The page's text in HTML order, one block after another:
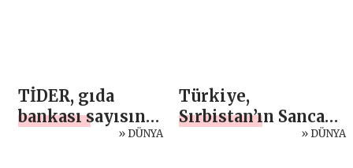
TİDER, gıda
bankası sayısını
» DÜNYA
Türkiye,
Sırbistan’ın Sancak
bölgesine tıbbi» DÜNYA